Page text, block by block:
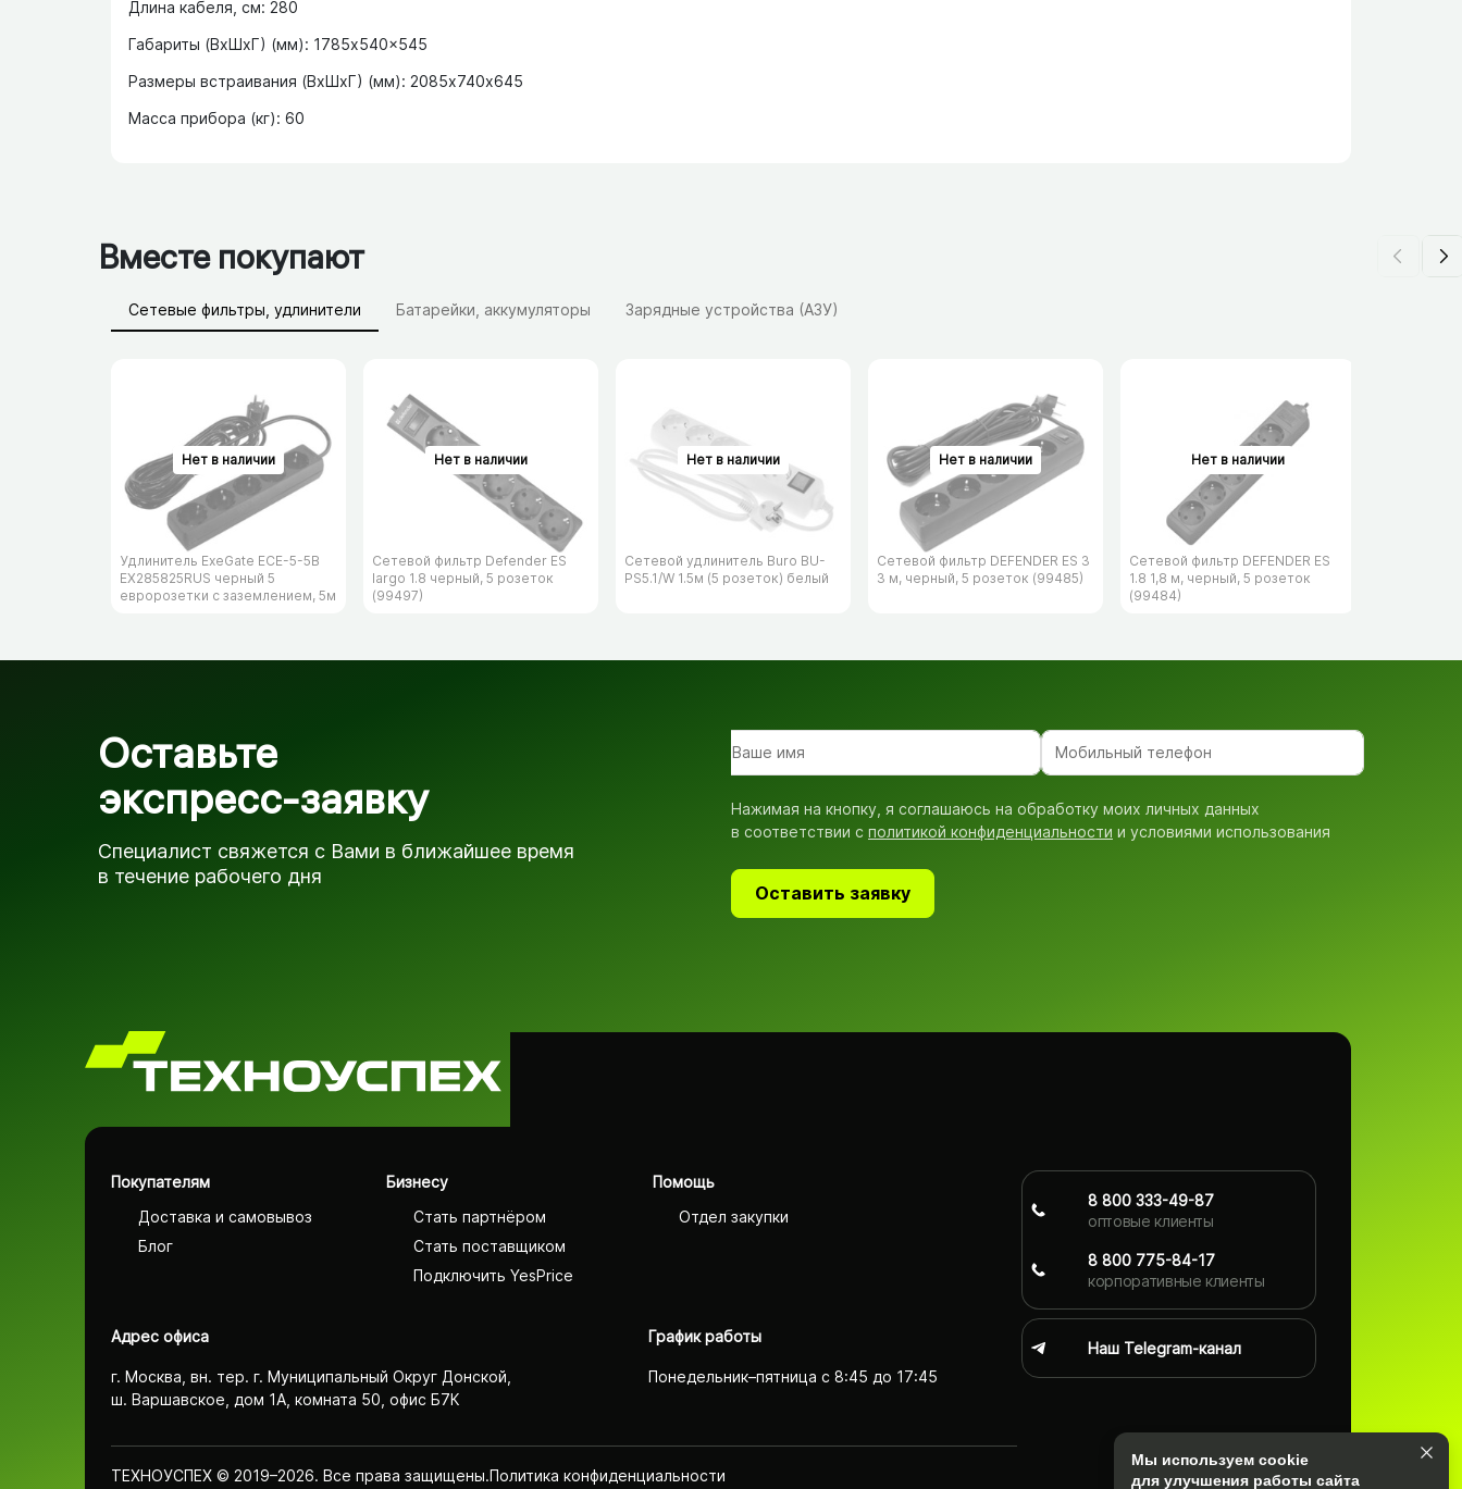
Длина кабеля, см: 280
Габариты (ВхШхГ) (мм): 1785x540x545
Размеры встраивания (ВхШхГ) (мм): 2085x740х645
Масса прибора (кг): 60
Вместе покупают
Сетевые фильтры, удлинители Батарейки, аккумуляторы Зарядные устройства (АЗУ)
Удлинитель ExeGate ECE-5-5B
EX285825RUS черный 5
евророзетки с заземлением, 5м
Сетевой фильтр Defender ES
largo 1.8 черный, 5 розеток
(99497)
Сетевой удлинитель Buro BU-
PS5.1/​W 1.5м (5 розеток) белый
Сетевой фильтр DEFENDER ES 3
3 м, черный, 5 розеток (99485)
Сетевой фильтр DEFENDER ES
1.8 1,8 м, черный, 5 розеток
(99484)
Оставьте
экспресс-заявку
Специалист свяжется с Вами в ближайшее время
в течение рабочего дня
Нажимая на кнопку, я соглашаюсь на обработку моих личных данных
в соответствии с политикой конфиденциальности и условиями использования
Оставить заявку
Покупателям
Доставка и самовывоз
Блог
Бизнесу
Стать партнёром
Стать поставщиком
Подключить YesPrice
Помощь
Отдел закупки
Адрес офиса
г. Москва, вн. тер. г. Муниципальный Округ Донской,
ш. Варшавское, дом 1А, комната 50, офис Б7К
График работы
Понедельник–пятница с 8:45 до 17:45
ТЕХНОУСПЕХ © 2019–2026. Все права защищены.Политика конфиденциаль­ности
8 800 333-49-87
оптовые клиенты
8 800 775-84-17
корпоративные клиенты
Наш Telegram-канал
Мы используем cookie
для улучшения работы сайта